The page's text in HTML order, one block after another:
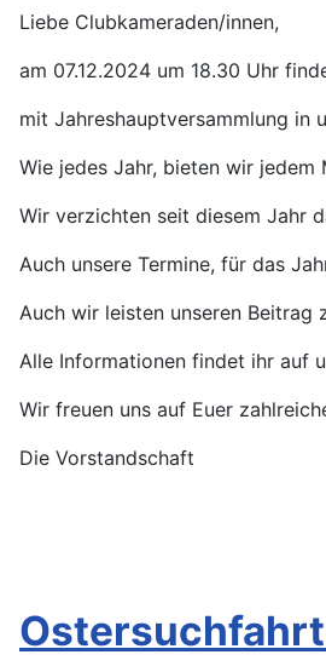
Liebe Clubkameraden/innen,
am 07.12.2024 um 18.30 Uhr
mit Jahreshauptversammlung in
Wie jedes Jahr, bieten wir jedem
Wir verzichten seit diesem Jahr
Auch unsere Termine, für das
Auch wir leisten unseren Beitrag
Alle Informationen findet ihr auf
Wir freuen uns auf Euer
Die Vorstandschaft